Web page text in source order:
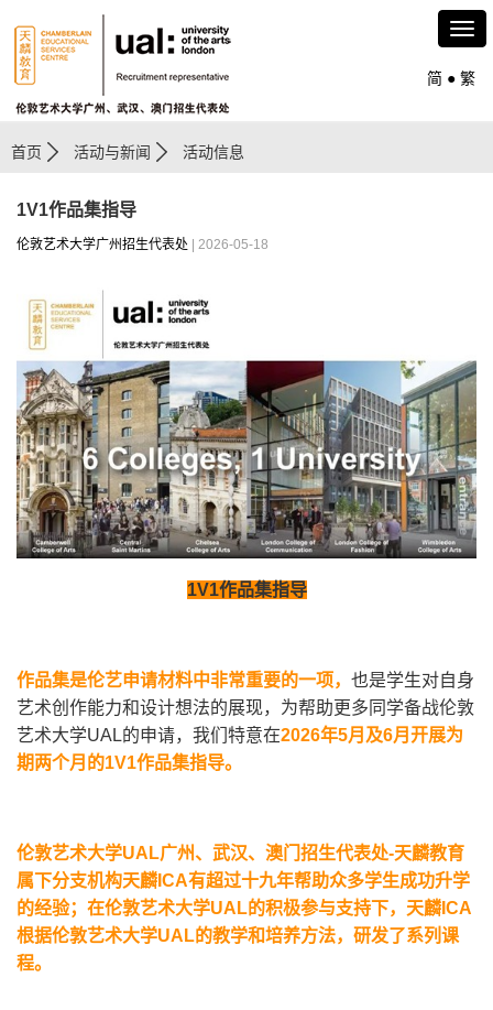
简 ● 繁
首页 活动与新闻 活动信息
1V1作品集指导
伦敦艺术大学广州招生代表处 | 2026-05-18
1V1作品集指导
作品集是伦艺申请材料中非常重要的一项， 也是学生对自身
艺术创作能力和设计想法的展现，为帮助更多同学备战伦敦
艺术大学UAL的申请，我们特意在2026年5月及6月开展为
期两个月的1V1作品集指导。
伦敦艺术大学UAL广州、武汉、澳门招生代表处-天麟教育
属下分支机构天麟ICA有超过十九年帮助众多学生成功升学
的经验；在伦敦艺术大学UAL的积极参与支持下，天麟ICA
根据伦敦艺术大学UAL的教学和培养方法，研发了系列课
程。